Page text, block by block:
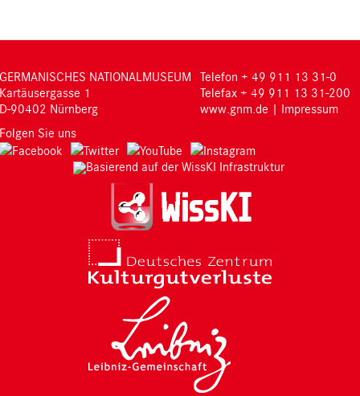
GERMANISCHES NATIONALMUSEUM
Kartäusergasse 1
D-90402 Nürnberg
Telefon + 49 911 13 31-0
Telefax + 49 911 13 31-200
www.gnm.de | Impressum
Folgen Sie uns
Basierend auf der WissKI Infrastruktur